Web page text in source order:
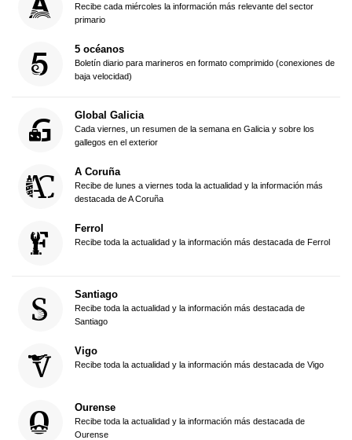
Recibe cada miércoles la información más relevante del sector
primario
5 océanos
Boletín diario para marineros en formato comprimido (conexiones de
baja velocidad)
Global Galicia
Cada viernes, un resumen de la semana en Galicia y sobre los
gallegos en el exterior
A Coruña
Recibe de lunes a viernes toda la actualidad y la información más
destacada de A Coruña
Ferrol
Recibe toda la actualidad y la información más destacada de Ferrol
Santiago
Recibe toda la actualidad y la información más destacada de
Santiago
Vigo
Recibe toda la actualidad y la información más destacada de Vigo
Ourense
Recibe toda la actualidad y la información más destacada de
Ourense